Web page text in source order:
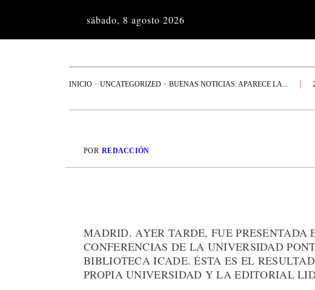
sábado, 8 agosto 2026
INICIO UNCATEGORIZED BUENAS NOTICIAS: APARECE LA...
POR REDACCIÓN
MADRID. AYER TARDE, FUE
CONFERENCIAS DE LA UNIVERSIDAD
BIBLIOTECA ICADE. ÉSTA ES EL
PROPIA UNIVERSIDAD Y LA EDITORIAL